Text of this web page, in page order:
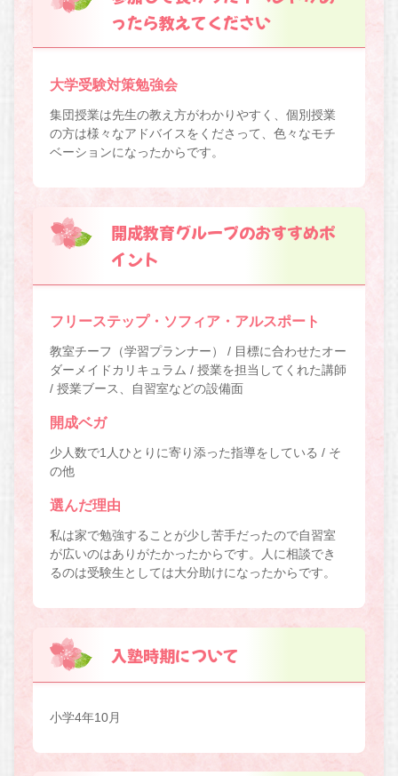
ったら教えてください
大学受験対策勉強会
集団授業は先生の教え方がわかりやすく、個別授業
の方は様々なアドバイスをくださって、色々なモチ
ベーションになったからです。
開成教育グループのおすすめポ
イント
フリーステップ・ソフィア・アルスポート
教室チーフ（学習プランナー） / 目標に合わせたオー
ダーメイドカリキュラム / 授業を担当してくれた講師
/ 授業ブース、自習室などの設備面
開成ベガ
少人数で1人ひとりに寄り添った指導をしている / そ
の他
選んだ理由
私は家で勉強することが少し苦手だったので自習室
が広いのはありがたかったからです。人に相談でき
るのは受験生としては大分助けになったからです。
入塾時期について
小学4年10月